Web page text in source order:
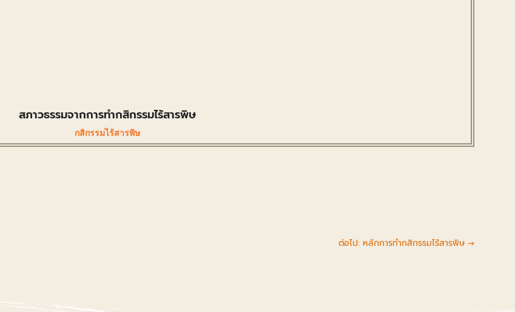
สภาวธรรมจากการทำกสิกรรมไร้สารพิษ
กสิกรรมไร้สารพิษ
ต่อไป: หลักการทำกสิกรรมไร้สารพิษ→